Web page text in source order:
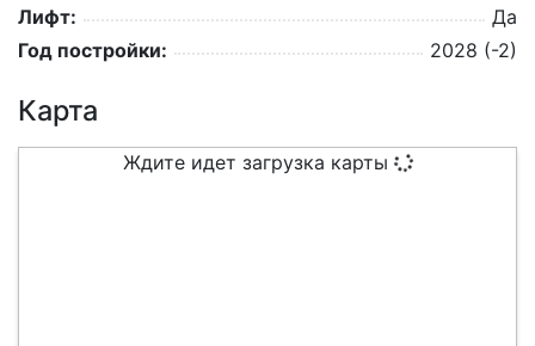
Лифт:
Да
Год постройки:
2028 (-2)
Карта
Ждите идет загрузка карты